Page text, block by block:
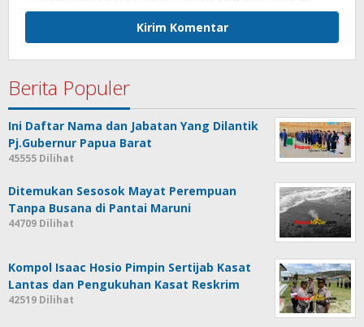
Berita Populer
Ini Daftar Nama dan Jabatan Yang Dilantik
Pj.Gubernur Papua Barat
45555 Dilihat
Ditemukan Sesosok Mayat Perempuan
Tanpa Busana di Pantai Maruni
44709 Dilihat
Kompol Isaac Hosio Pimpin Sertijab Kasat
Lantas dan Pengukuhan Kasat Reskrim
42519 Dilihat